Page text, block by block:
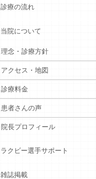
診療の流れ
当院について
理念・診療方針
アクセス・地図
診療料金
患者さんの声
院長プロフィール
ラクビー選手サポート
雑誌掲載